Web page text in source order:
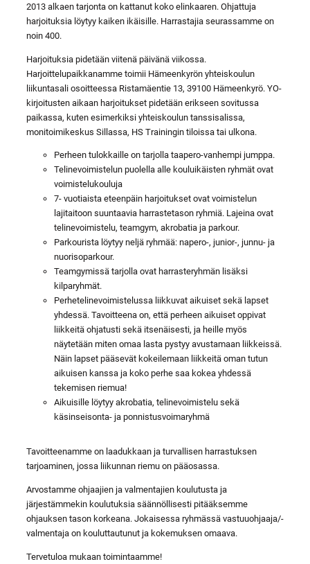
2013 alkaen tarjonta on kattanut koko elinkaaren. Ohjattuja
harjoituksia löytyy kaiken ikäisille. Harrastajia seurassamme on
noin 400.
Harjoituksia pidetään viitenä päivänä viikossa.
Harjoittelupaikkanamme toimii Hämeenkyrön yhteiskoulun
liikuntasali osoitteessa Ristamäentie 13, 39100 Hämeenkyrö. YO-
kirjoitusten aikaan harjoitukset pidetään erikseen sovitussa
paikassa, kuten esimerkiksi yhteiskoulun tanssisalissa,
monitoimikeskus Sillassa, HS Trainingin tiloissa tai ulkona.
Perheen tulokkaille on tarjolla taapero-vanhempi jumppa.
Telinevoimistelun puolella alle kouluikäisten ryhmät ovat
voimistelukouluja
7- vuotiaista eteenpäin harjoitukset ovat voimistelun
lajitaitoon suuntaavia harrastetason ryhmiä. Lajeina ovat
telinevoimistelu, teamgym, akrobatia ja parkour.
Parkourista löytyy neljä ryhmää: napero-, junior-, junnu- ja
nuorisoparkour.
Teamgymissä tarjolla ovat harrasteryhmän lisäksi
kilparyhmät.
Perhetelinevoimistelussa liikkuvat aikuiset sekä lapset
yhdessä. Tavoitteena on, että perheen aikuiset oppivat
liikkeitä ohjatusti sekä itsenäisesti, ja heille myös
näytetään miten omaa lasta pystyy avustamaan liikkeissä.
Näin lapset pääsevät kokeilemaan liikkeitä oman tutun
aikuisen kanssa ja koko perhe saa kokea yhdessä
tekemisen riemua!
Aikuisille löytyy akrobatia, telinevoimistelu sekä
käsinseisonta- ja ponnistusvoimaryhmä
Tavoitteenamme on laadukkaan ja turvallisen harrastuksen
tarjoaminen, jossa liikunnan riemu on pääosassa.
Arvostamme ohjaajien ja valmentajien koulutusta ja
järjestämmekin koulutuksia säännöllisesti pitääksemme
ohjauksen tason korkeana. Jokaisessa ryhmässä vastuuohjaaja/-
valmentaja on kouluttautunut ja kokemuksen omaava.
Tervetuloa mukaan toimintaamme!